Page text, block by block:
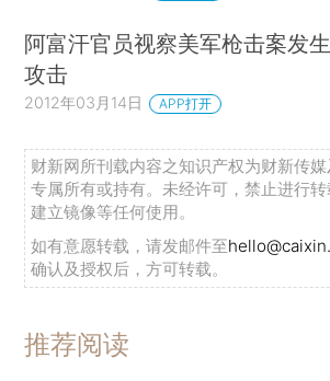
阿富汗官员视察美军枪击案发
攻击
2012年03月14日 APP打开
财新网所刊载内容之知识产权为财新传
专属所有或持有。未经许可，禁止进行
建立镜像等任何使用。
如有意愿转载，请发邮件至
确认及授权后，方可转载。
推荐阅读